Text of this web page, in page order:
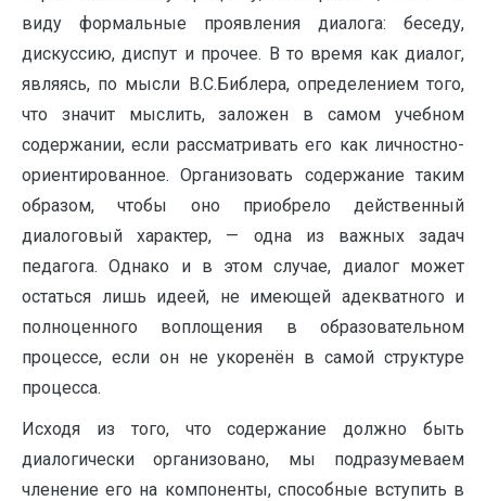
виду формальные проявления диалога: беседу,
дискуссию, диспут и прочее. В то время как диалог,
являясь, по мысли В.С.Библера, определением того,
что значит мыслить, заложен в самом учебном
содержании, если рассматривать его как личностно-
ориентированное. Организовать содержание таким
образом, чтобы оно приобрело действенный
диалоговый характер, — одна из важных задач
педагога. Однако и в этом случае, диалог может
остаться лишь идеей, не имеющей адекватного и
полноценного воплощения в образовательном
процессе, если он не укоренён в самой структуре
процесса.
Исходя из того, что содержание должно быть
диалогически организовано, мы подразумеваем
членение его на компоненты, способные вступить в